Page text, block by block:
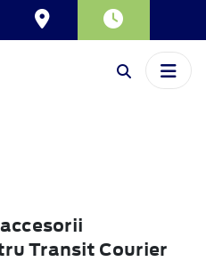
Transit Courier